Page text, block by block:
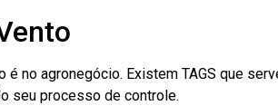
no agronegócio. Existem TAGS que
seu processo de controle.